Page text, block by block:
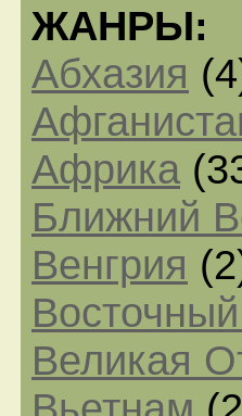
ЖАНРЫ:
Абхазия
Африка
Ближний
Венгрия
Великая